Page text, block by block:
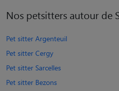
Nos petsitters autour de
Pet sitter Argenteuil
Pet sitter Cergy
Pet sitter Sarcelles
Pet sitter Bezons